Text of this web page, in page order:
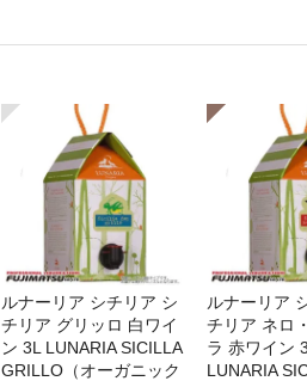
ルナーリア シチリア シ
チリア グリッロ 白ワイ
ン 3L LUNARIA SICILLA
GRILLO（オーガニック
ルナーリア
チリア ネロ
ラ 赤ワイ
LUNARIA